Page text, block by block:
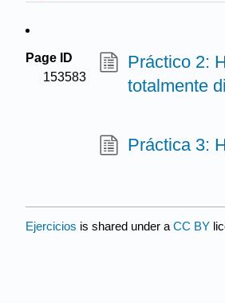
Page ID
153583
Práctico 2:
totalmente
Práctica 3:
Ejercicios is shared under a CC BY